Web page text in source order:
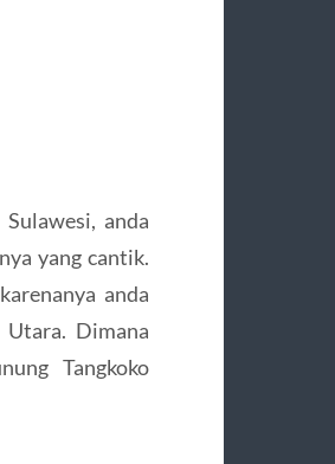
anda
yang cantik.
anda
Dimana
Tangkoko